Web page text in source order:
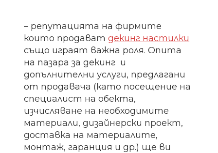
– репутацията на фирмите
които продаватдекинг настилки
също играят важна роля. Опита
на пазара за декинг и
допълнителни услуги, предлагани
от продавача (като посещение на
специалист на обекта,
изчисляване на необходимите
материали, дизайнерски проект,
доставка на материалите,
монтаж, гаранция и др.) ще ви